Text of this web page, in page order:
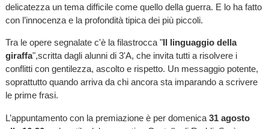
delicatezza un tema difficile come quello della guerra. E lo ha fatto
con l’innocenza e la profondità tipica dei più piccoli.
Tra le opere segnalate c'è la filastrocca "Il linguaggio della
giraffa",scritta dagli alunni di 3'A, che invita tutti a risolvere i
conflitti con gentilezza, ascolto e rispetto. Un messaggio potente,
soprattutto quando arriva da chi ancora sta imparando a scrivere
le prime frasi.
L’appuntamento con la premiazione è per domenica 31 agosto